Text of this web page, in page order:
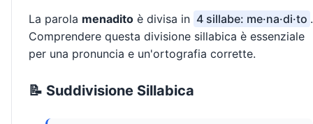
La parola menadito è divisa in 4 sillabe: me·na·di·to .
Comprendere questa divisione sillabica è essenziale
per una pronuncia e un'ortografia corrette.
📝 Suddivisione Sillabica